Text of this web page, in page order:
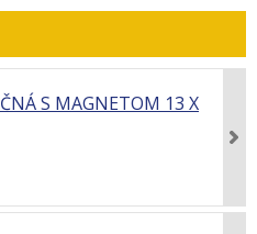
S MAGNETOM 13 X